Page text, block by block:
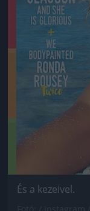
És a kezeivel.